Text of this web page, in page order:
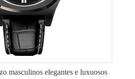
masculinos elegantes e luxuosos